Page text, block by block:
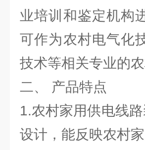
业培训和鉴定机构
可作为农村电气化
技术等相关专业的
二、 产品特点
1.农村家用供电线
设计，能反映农村